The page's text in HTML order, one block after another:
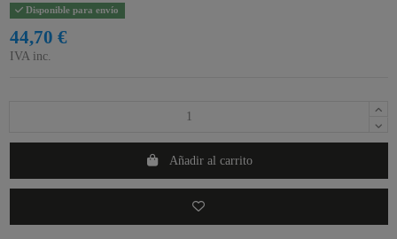
Disponible para envío
44,70 €
IVA inc.
Añadir al carrito